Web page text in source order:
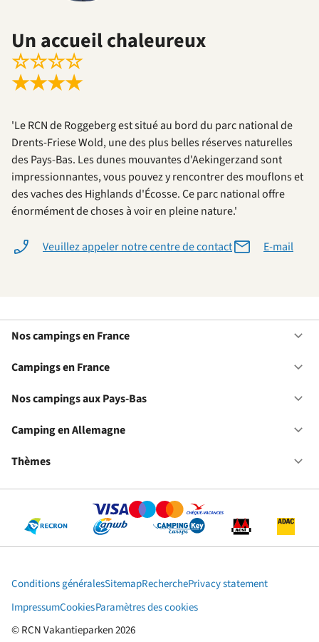
Un accueil chaleureux
☆☆☆☆
★★★★
'Le RCN de Roggeberg est situé au bord du parc national de
Drents-Friese Wold, une des plus belles réserves naturelles
des Pays-Bas. Les dunes mouvantes d'Aekingerzand sont
impressionnantes, vous pouvez y rencontrer des mouflons et
des vaches des Highlands d'Écosse. Ce parc national offre
énormément de choses à voir en pleine nature.'
Veuillez appeler notre centre de contact E-mail
Nos campings en France
Campings en France
Nos campings aux Pays-Bas
Camping en Allemagne
Thèmes
© RCN Vakantieparken 2026
Conditions généralesSitemapRecherchePrivacy statement
ImpressumCookiesParamètres des cookies